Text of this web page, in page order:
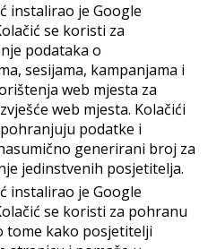
instalirao je Google
se koristi za
podataka o
sesijama, kampanjama i
web mjesta za
web mjesta. Kolačići
podatke i
generirani broj za
jedinstvenih posjetitelja.
instalirao je Google
se koristi za pohranu
tome kako posjetitelji